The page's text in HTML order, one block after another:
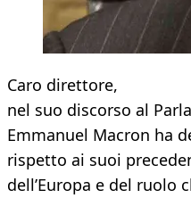
Caro direttore,
nel suo discorso al
Emmanuel Macron ha
rispetto ai suoi
dell’Europa e del ruolo